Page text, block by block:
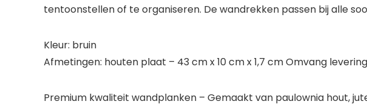
tentoonstellen of te organiseren. De wandrekken passen bij alle
Kleur: bruin
Afmetingen: houten plaat – 43 cm x 10 cm x 1,7 cm Omvang
Premium kwaliteit wandplanken – Gemaakt van paulownia hout,